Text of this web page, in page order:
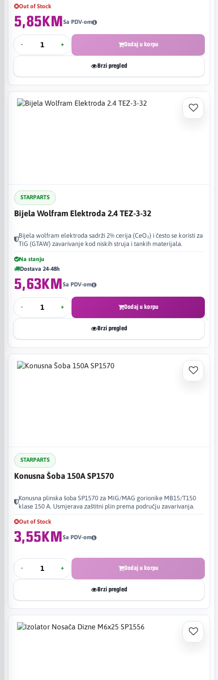
Out of Stock
5,85KMSa PDV-om
- + Dodaj u korpu
Brzi pregled
STARPARTS
Bijela Wolfram Elektroda 2.4 TEZ-3-32
Bijela wolfram elektroda sadrži 2% cerija (CeO₂) i često se koristi za
TIG (GTAW) zavarivanje kod niskih struja i tankih materijala.
Na stanju
Dostava 24-48h
5,63KMSa PDV-om
- + Dodaj u korpu
Brzi pregled
STARPARTS
Konusna Šoba 150A SP1570
Konusna plinska šoba SP1570 za MIG/MAG gorionike MB15/T150
klase 150 A. Usmjerava zaštitni plin prema području zavarivanja.
Out of Stock
3,55KMSa PDV-om
- + Dodaj u korpu
Brzi pregled